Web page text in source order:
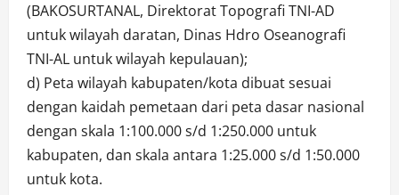
(BAKOSURTANAL, Direktorat Topografi TNI-AD
untuk wilayah daratan, Dinas Hdro Oseanografi
TNI-AL untuk wilayah kepulauan);
d) Peta wilayah kabupaten/kota dibuat sesuai
dengan kaidah pemetaan dari peta dasar nasional
dengan skala 1:100.000 s/d 1:250.000 untuk
kabupaten, dan skala antara 1:25.000 s/d 1:50.000
untuk kota.